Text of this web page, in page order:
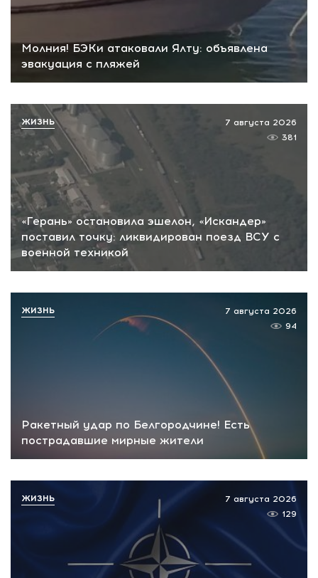
Молния! БЭКи атаковали Ялту: объявлена
эвакуация с пляжей
«Герань» остановила эшелон, «Искандер»
поставил точку: ликвидирован поезд ВСУ с
военной техникой
7 августа 2026
381
ЖИЗНЬ
Ракетный удар по Белгородчине! Есть
пострадавшие мирные жители
7 августа 2026
94
ЖИЗНЬ
7 августа 2026
129
ЖИЗНЬ